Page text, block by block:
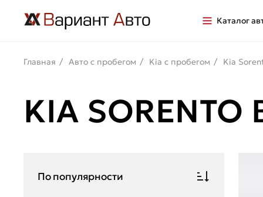
Каталог
Главная Авто с пробегом Kia с пробегом Kia
KIA
По популярности